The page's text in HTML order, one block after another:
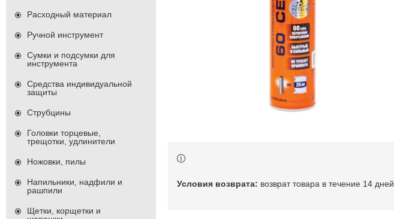
возврат товара в течение 14 дней
Расходный материал
Ручной инструмент
Сумки и подсумки для
инструмента
Средства индивидуальной
защиты
Струбцины
Головки торцевые,
трещотки, удлинители
Ножовки, пилы
Напильники, надфили и
рашпили
Щетки, корщетки и